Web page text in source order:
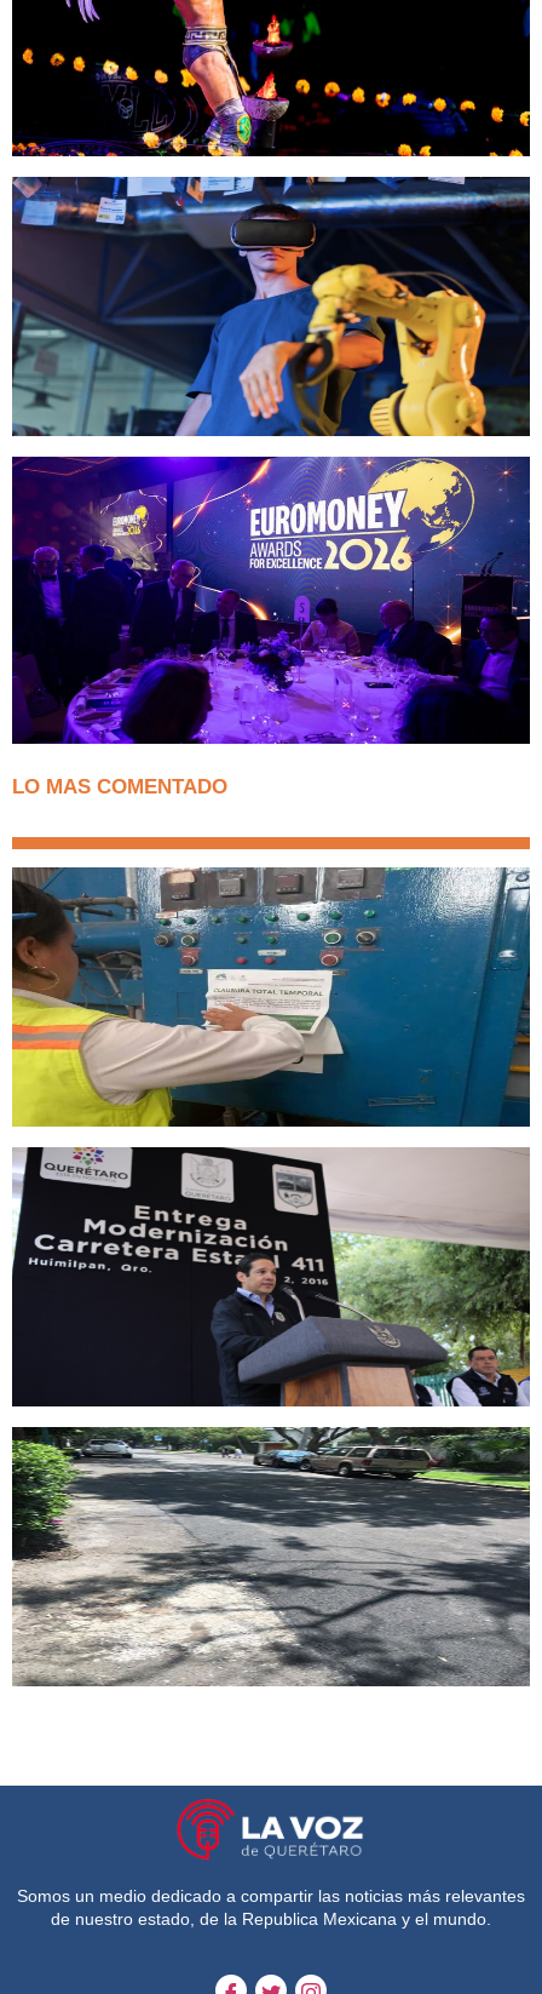
LO MAS COMENTADO
Somos un medio dedicado a compartir las noticias más relevantes
de nuestro estado, de la Republica Mexicana y el mundo.